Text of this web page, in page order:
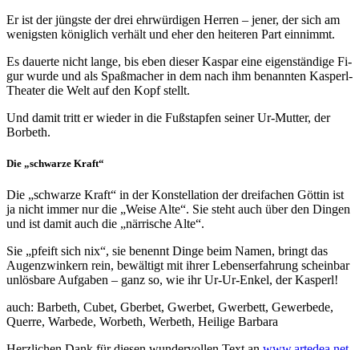
Er ist der jüngste der drei ehr­würdigen Herren – jener, der sich am
wenig­sten könig­lich ver­hält und eher den hei­teren Part ein­nimmt.
Es dauerte nicht lan­ge, bis eben dieser Kaspar eine eigen­stän­dige Fi­
gur wur­de und als Spaßma­cher in dem nach ihm benannten Kas­perl-
Thea­ter die Welt auf den Kopf stellt.
Und da­mit tritt er wieder in die Fußstapfen seiner Ur-Mut­ter, der
Borbeth.
Die „schwarze Kraft“
Die „schwarze Kraft“ in der Konstellation der drei­fa­chen Göttin ist
ja nicht im­mer nur die „Weise Alte“. Sie steht auch über den Din­gen
und ist damit auch die „närrische Alte“.
Sie „pfeift sich nix“, sie be­nennt Dinge beim Na­men, bringt das
Augen­zwin­kern rein, bewäl­tigt mit ih­rer Le­benser­fah­rung schein­bar
un­lös­ba­re Auf­gaben – ganz so, wie ihr Ur-Ur-Enkel, der Kasperl!
auch: Barbeth, Cubet, Gberbet, Gwerbet, Gwerbett, Gewerbede,
Querre, Warbede, Worbeth, Werbeth, Heilige Barbara